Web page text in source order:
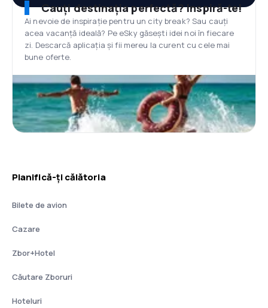
Cauți destinația perfectă? Inspiră-te!
Ai nevoie de inspirație pentru un city break? Sau cauți
acea vacanță ideală? Pe eSky găsești idei noi în fiecare
zi. Descarcă aplicația și fii mereu la curent cu cele mai
bune oferte.
Planifică-ți călătoria
Bilete de avion
Cazare
Zbor+Hotel
Căutare Zboruri
Hoteluri